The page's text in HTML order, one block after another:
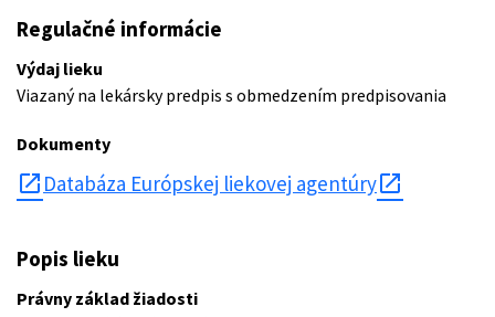
Regulačné informácie
Výdaj lieku
Viazaný na lekársky predpis s obmedzením predpisovania
Dokumenty
open_in_new Databáza Európskej liekovej agentúry
Popis lieku
Právny základ žiadosti